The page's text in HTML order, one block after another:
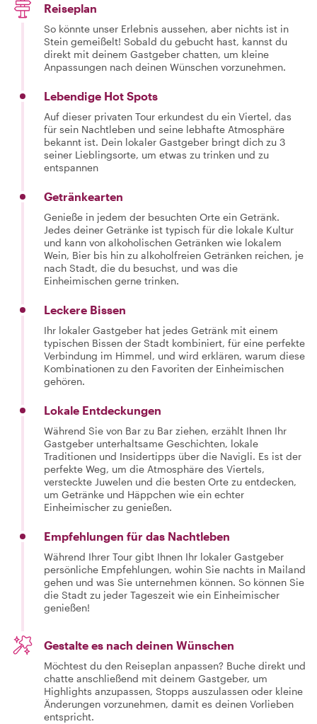
Reiseplan
So könnte unser Erlebnis aussehen, aber nichts ist in
Stein gemeißelt! Sobald du gebucht hast, kannst du
direkt mit deinem Gastgeber chatten, um kleine
Anpassungen nach deinen Wünschen vorzunehmen.
Lebendige Hot Spots
Auf dieser privaten Tour erkundest du ein Viertel, das
für sein Nachtleben und seine lebhafte Atmosphäre
bekannt ist. Dein lokaler Gastgeber bringt dich zu 3
seiner Lieblingsorte, um etwas zu trinken und zu
entspannen
Getränkearten
Genieße in jedem der besuchten Orte ein Getränk.
Jedes deiner Getränke ist typisch für die lokale Kultur
und kann von alkoholischen Getränken wie lokalem
Wein, Bier bis hin zu alkoholfreien Getränken reichen, je
nach Stadt, die du besuchst, und was die
Einheimischen gerne trinken.
Leckere Bissen
Ihr lokaler Gastgeber hat jedes Getränk mit einem
typischen Bissen der Stadt kombiniert, für eine perfekte
Verbindung im Himmel, und wird erklären, warum diese
Kombinationen zu den Favoriten der Einheimischen
gehören.
Lokale Entdeckungen
Während Sie von Bar zu Bar ziehen, erzählt Ihnen Ihr
Gastgeber unterhaltsame Geschichten, lokale
Traditionen und Insidertipps über die Navigli. Es ist der
perfekte Weg, um die Atmosphäre des Viertels,
versteckte Juwelen und die besten Orte zu entdecken,
um Getränke und Häppchen wie ein echter
Einheimischer zu genießen.
Empfehlungen für das Nachtleben
Während Ihrer Tour gibt Ihnen Ihr lokaler Gastgeber
persönliche Empfehlungen, wohin Sie nachts in Mailand
gehen und was Sie unternehmen können. So können Sie
die Stadt zu jeder Tageszeit wie ein Einheimischer
genießen!
Gestalte es nach deinen Wünschen
Möchtest du den Reiseplan anpassen? Buche direkt und
chatte anschließend mit deinem Gastgeber, um
Highlights anzupassen, Stopps auszulassen oder kleine
Änderungen vorzunehmen, damit es deinen Vorlieben
entspricht.